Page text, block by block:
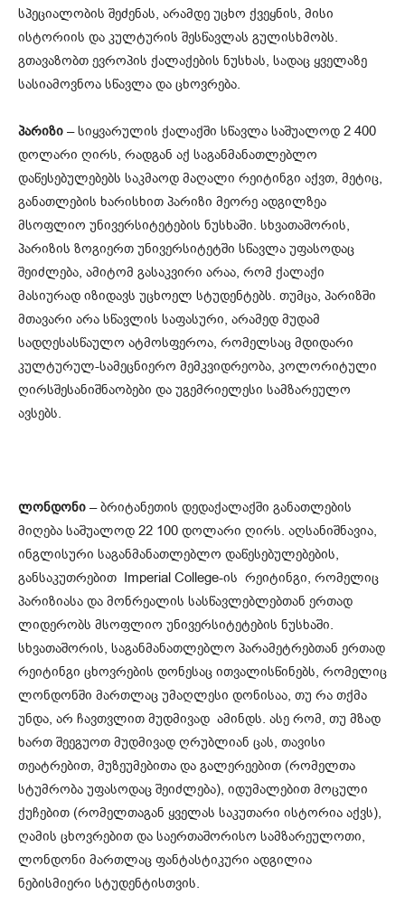
სპეციალობის შეძენას, არამდე უცხო ქვეყნის, მისი
ისტორიის და კულტურის შესწავლას გულისხმობს.
გთავაზობთ ევროპის ქალაქების ნუსხას, სადაც ყველაზე
სასიამოვნოა სწავლა და ცხოვრება.
პარიზი – სიყვარულის ქალაქში სწავლა საშუალოდ 2 400
დოლარი ღირს, რადგან აქ საგანმანათლებლო
დაწესებულებებს საკმაოდ მაღალი რეიტინგი აქვთ, მეტიც,
განათლების ხარისხით პარიზი მეორე ადგილზეა
მსოფლიო უნივერსიტეტების ნუსხაში. სხვათაშორის,
პარიზის ზოგიერთ უნივერსიტეტში სწავლა უფასოდაც
შეიძლება, ამიტომ გასაკვირი არაა, რომ ქალაქი
მასიურად იზიდავს უცხოელ სტუდენტებს. თუმცა, პარიზში
მთავარი არა სწავლის საფასური, არამედ მუდამ
სადღესასწაულო ატმოსფეროა, რომელსაც მდიდარი
კულტურულ-სამეცნიერო მემკვიდრეობა, კოლორიტული
ღირსშესანიშნაობები და უგემრიელესი სამზარეულო
ავსებს.
ლონდონი – ბრიტანეთის დედაქალაქში განათლების
მიღება საშუალოდ 22 100 დოლარი ღირს. აღსანიშნავია,
ინგლისური საგანმანათლებლო დაწესებულებების,
განსაკუთრებით Imperial College-ის რეიტინგი, რომელიც
პარიზიასა და მონრეალის სასწავლებლებთან ერთად
ლიდერობს მსოფლიო უნივერსიტეტების ნუსხაში.
სხვათაშორის, საგანმანათლებლო პარამეტრებთან ერთად
რეიტინგი ცხოვრების დონესაც ითვალისწინებს, რომელიც
ლონდონში მართლაც უმაღლესი დონისაა, თუ რა თქმა
უნდა, არ ჩავთვლით მუდმივად ამინდს. ასე რომ, თუ მზად
ხართ შეეგუოთ მუდმივად ღრუბლიან ცას, თავისი
თეატრებით, მუზეუმებითა და გალერეებით (რომელთა
სტუმრობა უფასოდაც შეიძლება), იდუმალებით მოცული
ქუჩებით (რომელთაგან ყველას საკუთარი ისტორია აქვს),
ღამის ცხოვრებით და საერთაშორისო სამზარეულოთი,
ლონდონი მართლაც ფანტასტიკური ადგილია
ნებისმიერი სტუდენტისთვის.